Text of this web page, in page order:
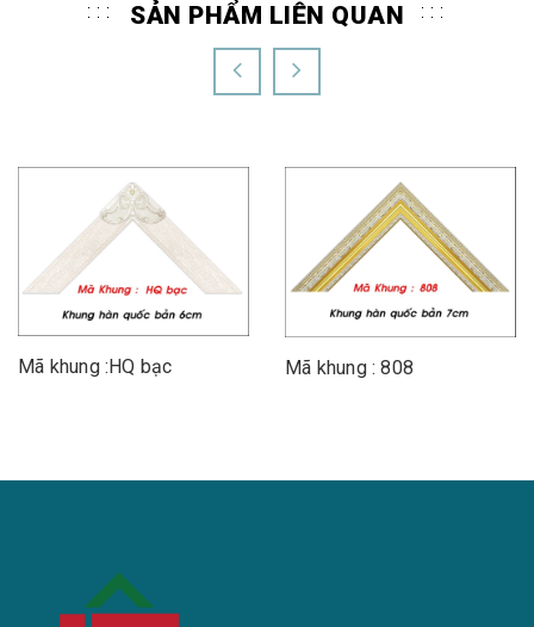
SẢN PHẨM LIÊN QUAN
Mã khung :HQ bạc Mã khung : 808